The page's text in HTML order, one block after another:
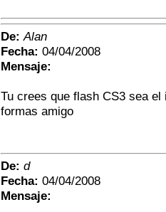
De: Alan
Fecha: 04/04/2008
Mensaje:
Tu crees que flash CS3 sea
formas amigo
De: d
Fecha: 04/04/2008
Mensaje: